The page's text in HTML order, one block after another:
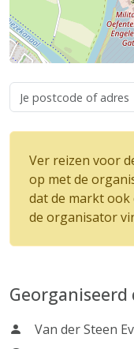
Ver reizen voor
op met de
dat de markt ook
de organisator
Georganiseerd
Van der Steen